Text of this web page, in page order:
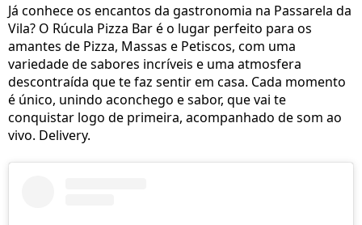
Já conhece os encantos da gastronomia na Passarela da
Vila? O Rúcula Pizza Bar é o lugar perfeito para os
amantes de Pizza, Massas e Petiscos, com uma
variedade de sabores incríveis e uma atmosfera
descontraída que te faz sentir em casa. Cada momento
é único, unindo aconchego e sabor, que vai te
conquistar logo de primeira, acompanhado de som ao
vivo. Delivery.